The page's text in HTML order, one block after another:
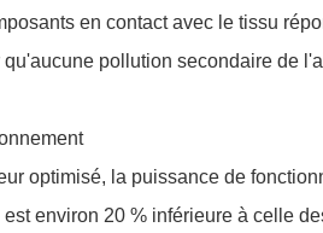
en contact avec le tissu
pollution secondaire de
optimisé, la puissance de
environ 20 % inférieure à celle